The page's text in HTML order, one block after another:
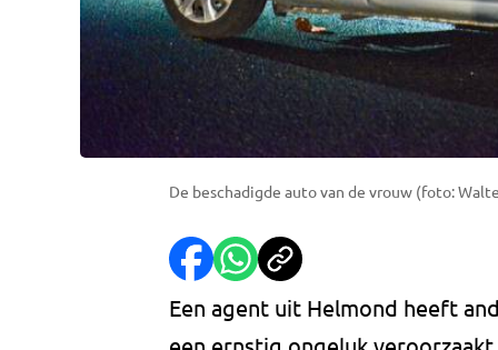
De beschadigde auto van de vrouw (foto:
Een agent uit Helmond heeft